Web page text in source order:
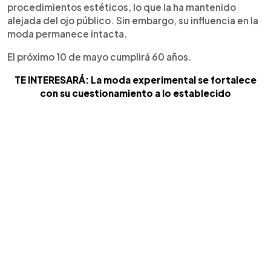
procedimientos estéticos, lo que la ha mantenido
alejada del ojo público. Sin embargo, su influencia en la
moda permanece intacta.
El próximo 10 de mayo cumplirá 60 años.
TE INTERESARÁ: La moda experimental se fortalece
con su cuestionamiento a lo establecido